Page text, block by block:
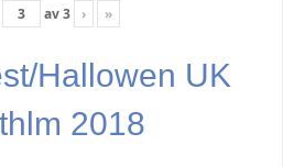
av3 › »
Hallowen UK
2018